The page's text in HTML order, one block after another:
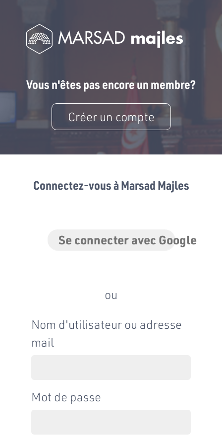
Vous n'êtes pas encore un membre?
Créer un compte
Connectez-vous à Marsad Majles
Se connecter avec Google
ou
Nom d'utilisateur ou adresse
mail
Mot de passe